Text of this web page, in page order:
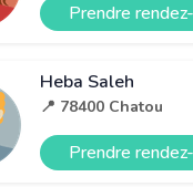
Prendre
Heba Saleh
📍 78400 Chatou
Prendre